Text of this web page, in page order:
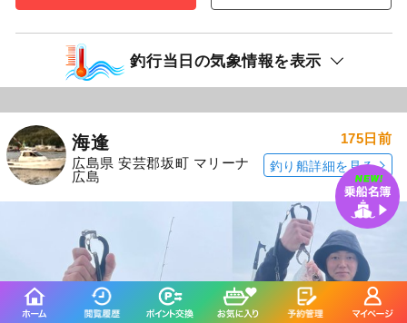
釣行当日の気象情報を表示
海逢
広島県 安芸郡坂町 マリーナ
広島
175日前
釣り船詳細を見る